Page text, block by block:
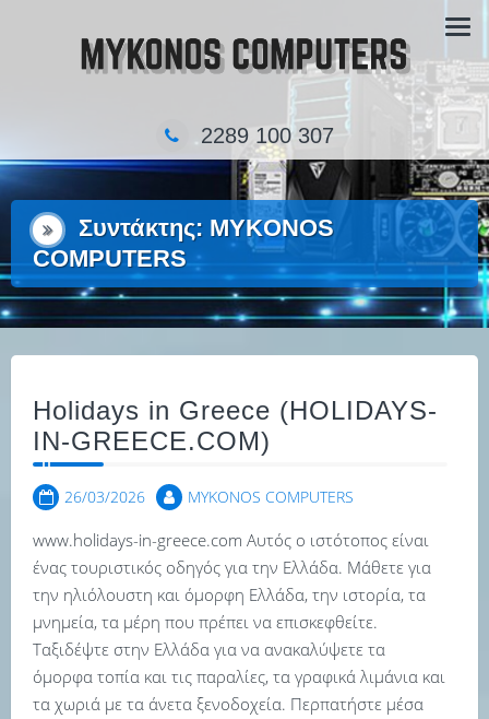
2289 100 307
Συντάκτης: MYKONOS
COMPUTERS
Holidays in Greece (HOLIDAYS-
IN-GREECE.COM)
26/03/2026 MYKONOS COMPUTERS
www.holidays-in-greece.com Αυτός ο ιστότοπος είναι
ένας τουριστικός οδηγός για την Ελλάδα. Μάθετε για
την ηλιόλουστη και όμορφη Ελλάδα, την ιστορία, τα
μνημεία, τα μέρη που πρέπει να επισκεφθείτε.
Ταξιδέψτε στην Ελλάδα για να ανακαλύψετε τα
όμορφα τοπία και τις παραλίες, τα γραφικά λιμάνια και
τα χωριά με τα άνετα ξενοδοχεία. Περπατήστε μέσα